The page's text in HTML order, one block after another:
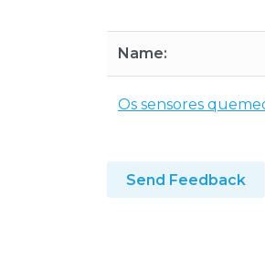
Name:
Os sensores
Send Feedback